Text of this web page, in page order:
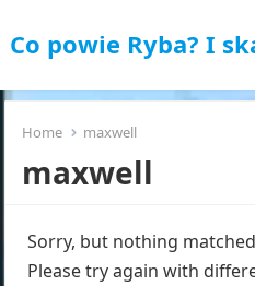
Co powie Ryba? I
Home maxwell
maxwell
Sorry, but nothing
Please try again with